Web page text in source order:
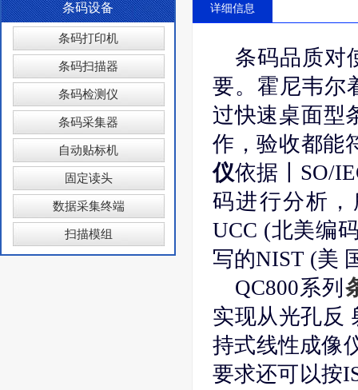
条码设备
条码打印机
条码扫描器
条码检测仪
条码采集器
自动贴标机
固定读头
数据采集终端
扫描模组
详细信息
条码品质对
要。霍尼韦尔
过快速桌面型
作，验收都能
仪依据丨SO/
码进行分析
UCC (北美编
写的NIST (美
QC800系列
实现从光孔反
持式线性成像
要求还可以按